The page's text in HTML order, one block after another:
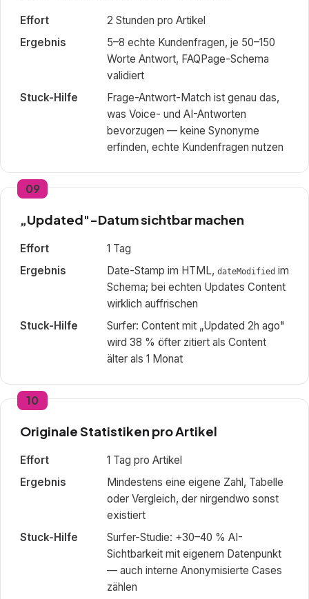
Effort
2 Stunden pro Artikel
Ergebnis
5–8 echte Kundenfragen, je 50–150
Worte Antwort, FAQPage-Schema
validiert
Stuck-Hilfe
Frage-Antwort-Match ist genau das,
was Voice- und AI-Antworten
bevorzugen — keine Synonyme
erfinden, echte Kundenfragen nutzen
09
„Updated"-Datum sichtbar machen
Effort
1 Tag
Ergebnis
Date-Stamp im HTML, dateModified im
Schema; bei echten Updates Content
wirklich auffrischen
Stuck-Hilfe
Surfer: Content mit „Updated 2h ago"
wird 38 % öfter zitiert als Content
älter als 1 Monat
10
Originale Statistiken pro Artikel
Effort
1 Tag pro Artikel
Ergebnis
Mindestens eine eigene Zahl, Tabelle
oder Vergleich, der nirgendwo sonst
existiert
Stuck-Hilfe
Surfer-Studie: +30–40 % AI-
Sichtbarkeit mit eigenem Datenpunkt
— auch interne Anonymisierte Cases
zählen